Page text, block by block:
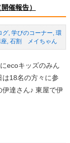
催報告）
グ, 学びのコーナー, 環
, 石割 メイちゃん
ecoキッズのみん
18名の方々に参
達さん♪ 東屋で伊